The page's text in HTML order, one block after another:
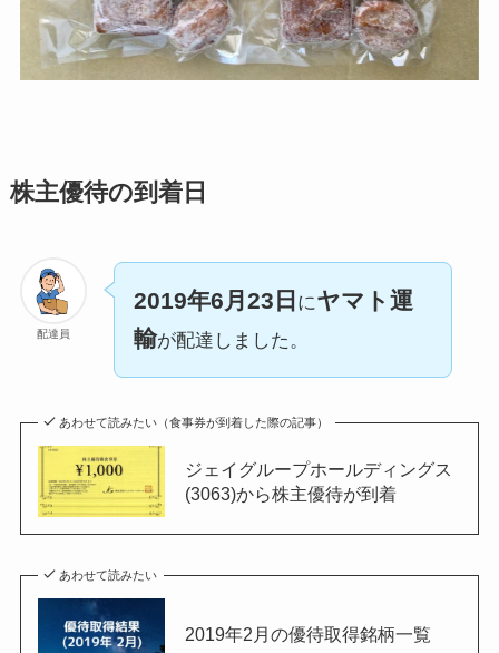
株主優待の到着日
配達員
2019年6月23日 にヤマト運
輸が配達しました。
あわせて読みたい（食事券が到着した際の記事）
ジェイグループホールディングス
(3063)から株主優待が到着
あわせて読みたい
2019年2月の優待取得銘柄一覧